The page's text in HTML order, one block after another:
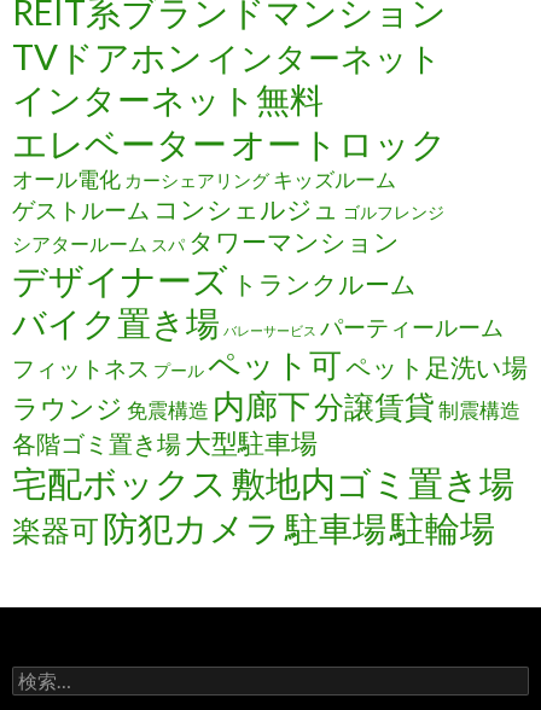
REIT系ブランドマンション
TVドアホン インターネット
インターネット無料
エレベーター オートロック
オール電化 カーシェアリング キッズルーム
ゲストルーム コンシェルジュ ゴルフレンジ
シアタールーム スパ タワーマンション
デザイナーズ トランクルーム
バイク置き場 バレーサービス パーティールーム
フィットネス プールペット可ペット足洗い場
ラウンジ 免震構造 内廊下分譲賃貸制震構造
各階ゴミ置き場大型駐車場
宅配ボックス 敷地内ゴミ置き場
楽器可防犯カメラ 駐車場駐輪場
検
索: